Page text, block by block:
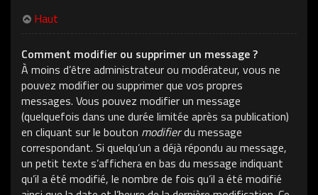
Haut
Comment modifier ou supprimer un message ?
À moins d’être administrateur ou modérateur, vous ne
pouvez modifier ou supprimer que vos propres
messages. Vous pouvez modifier un message
(quelquefois dans une durée limitée après sa publication)
en cliquant sur le bouton modifierdu message
correspondant. Si quelqu’un a déjà répondu au message,
un petit texte s’affichera en bas du message indiquant
qu’il a été modifié, le nombre de fois qu’il a été modifié